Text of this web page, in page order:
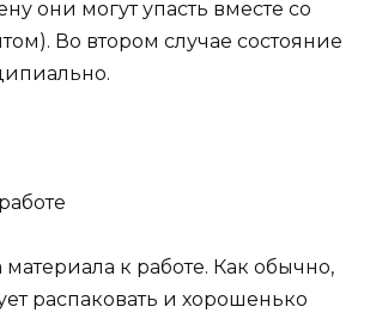
они могут упасть вместе со
Во втором случае состояние
материала к работе. Как обычно,
распаковать и хорошенько